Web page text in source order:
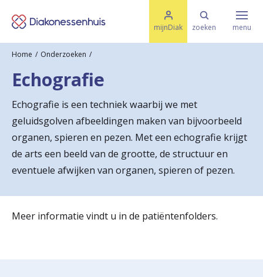
e
g
mijnDiak zoeken
M
e
n
menu
Ziektes & Aandoeningen
Uw bezoek
Spoed
Home Onderzoeken
Echografie
Echografie is een techniek waarbij we met
geluidsgolven afbeeldingen maken van bijvoorbeeld
organen, spieren en pezen. Met een echografie krijgt
de arts een beeld van de grootte, de structuur en
eventuele afwijken van organen, spieren of pezen.
Meer informatie vindt u in de patiëntenfolders.